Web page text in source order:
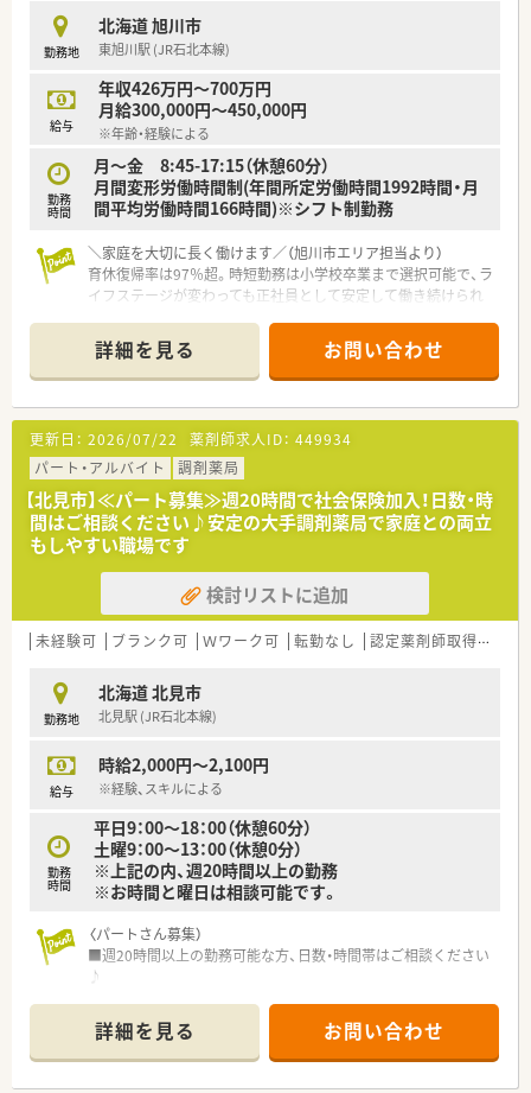
を目指しています。
■育児時短制度の利用者は200名以上！社員のプライベートを支
える制度が整っています。
■多彩な教育システム！
教育体制に関しては「新入社員研修」の他に基礎固めの「薬剤
師新入社員研修」等、様々な研修制度があります。
自宅学習が可能なe-ラーニング講座、本人のキャリアアップの
ための通信教育等、豊富な研修システムがあります。
勤務地
北海道 旭川市
東旭川駅 (JR石北本線)
給与
年収426万円～700万円
月給300,000円～450,000円
※年齢・経験による
勤務
時間
月～金 8:45-17:15（休憩60分）
月間変形労働時間制(年間所定労働時間1992時間・月
間平均労働時間166時間)※シフト制勤務
＼家庭を大切に長く働けます／（旭川市エリア担当より）
育休復帰率は97％超。時短勤務は小学校卒業まで選択可能で、ラ
イフステージが変わっても正社員として安定して働き続けられ
＊------------------------------------------＊
【店舗情報と応需状況について】
■JR石北本線の東旭川駅から徒歩7分ほどの場所に位置してお
り、総合科目を1日平均30枚ほど応需している店舗です。
■薬剤師は常勤2名体制で運営しており、1人あたりの処方箋枚
数が落ち着いているため、丁寧な服薬指導に集中できます。
■近隣の医療機関の処方箋をメインに受け付けており、幅広い薬
学知識を習得できる環境です。
【職場環境と雰囲気】
■薬剤師の人数体制にゆとりを持たせているため、急な体調不良
や家庭の事情によるお休みにも柔軟に対応できる環境です。
■調剤過誤率0.0031％前後という驚異的な実績が示す通り、正
確な業務をサポートする設備と風土がしっかりと整っていま
す。
方々が互いに支え合いながら活躍している職場です。
【想定されるキャリアイメージ】
プログラムにより、着実なスキルアップが約束されています。
■店舗での管理薬剤師を目指すだけでなく、統括薬局長や地区長
■認定薬剤師の取得費用は全額会社が負担してくれるため、高度
な専門性を持つスペシャリストとしての道も開かれています。
詳細を見る お問い合わせ
更新日： 2026/07/22 薬剤師求人ID： 449934
パート・アルバイト
調剤薬局
【北見市】≪パート募集≫週20時間で社会保険加入！日数・時
間はご相談ください♪安定の大手調剤薬局で家庭との両立
もしやすい職場です
検討リストに追加
未経験可 ブランク可 Ｗワーク可 転勤なし 認定薬剤師取得支援あり
勤務地
北海道 北見市
北見駅 (JR石北本線)
給与
時給2,000円～2,100円
※経験、スキルによる
勤務
時間
平日9：00～18：00（休憩60分）
土曜9：00～13：00（休憩0分）
※上記の内、週20時間以上の勤務
※お時間と曜日は相談可能です。
〈パートさん募集）
■週20時間以上の勤務可能な方、日数・時間帯はご相談ください
♪
〈こんな薬局です〉
■JR北見駅から徒歩9分程、国道39号線を経由して北3条通沿い
にあります。
詳細を見る お問い合わせ